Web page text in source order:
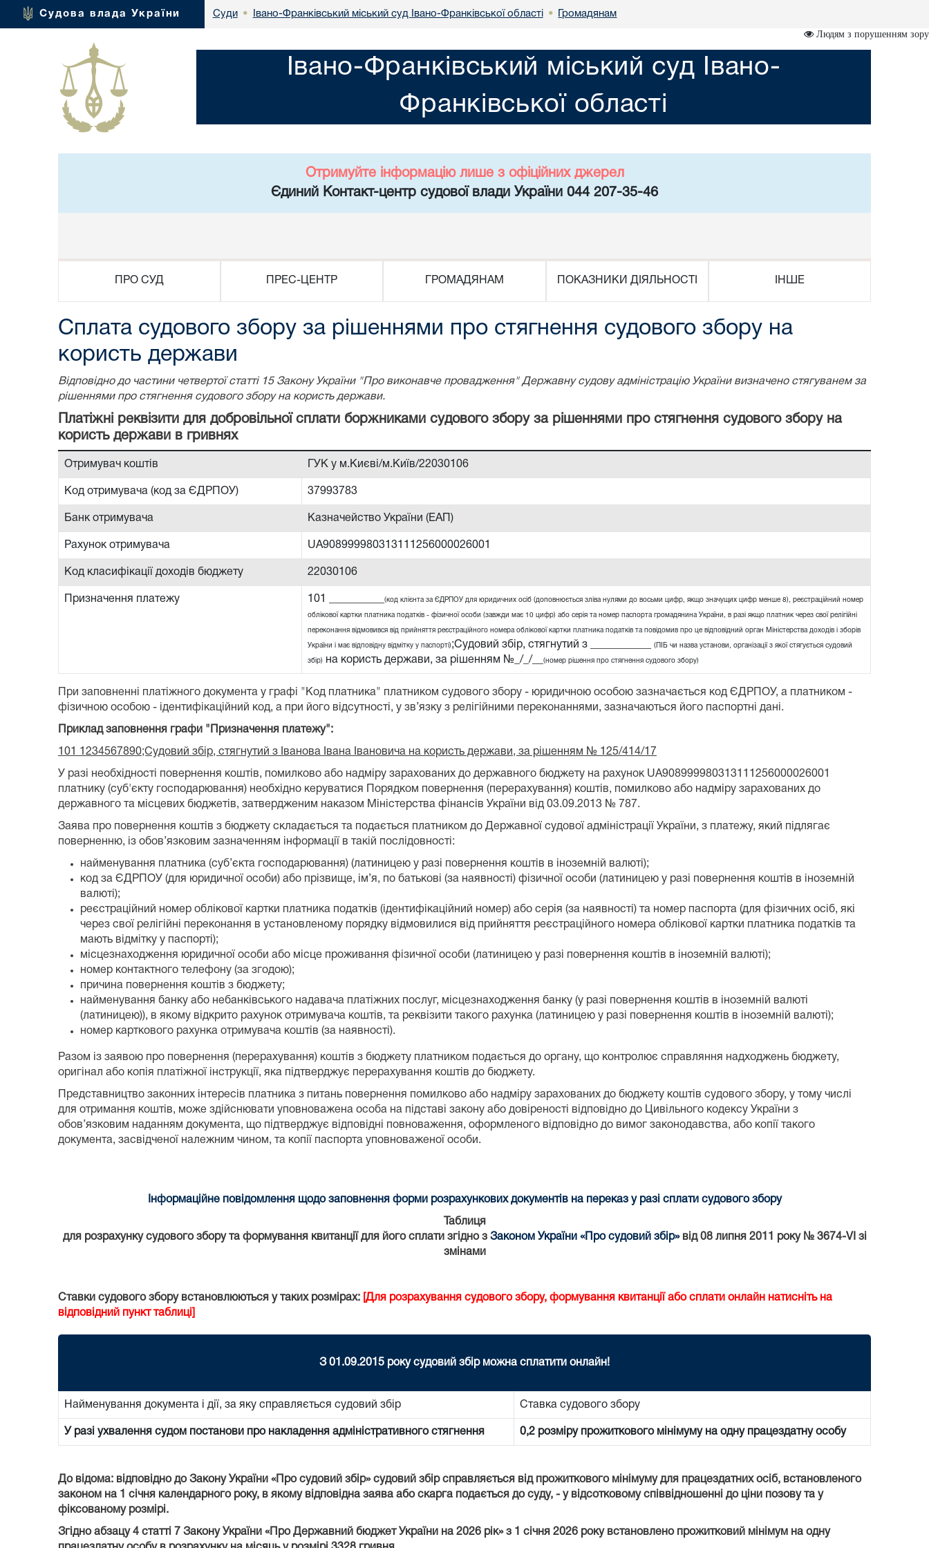
Судова влада України Суди • Івано-Франківський міський суд Івано-Франківської області • Громадянам
Людям з порушенням зору
Івано-Франківський міський суд Івано-
Франківської області
Отримуйте інформацію лише з офіційних джерел
Єдиний Контакт-центр судової влади України 044 207-35-46
ПРО СУД ПРЕС-ЦЕНТР ГРОМАДЯНАМ ПОКАЗНИКИ ДІЯЛЬНОСТІ ІНШЕ
Сплата судового збору за рішеннями про стягнення судового збору на
користь держави
Відповідно до частини четвертої статті 15 Закону України "Про виконавче провадження" Державну судову адміністрацію України визначено стягуванем за
рішеннями про стягнення судового збору на користь держави.
Платіжні реквізити для добровільної сплати боржниками судового збору за рішеннями про стягнення судового збору на
користь держави в гривнях
Отримувач коштів ГУК у м.Києві/м.Київ/22030106
Код отримувача (код за ЄДРПОУ) 37993783
Банк отримувача Казначейство України (ЕАП)
Рахунок отримувача UA908999980313111256000026001
Код класифікації доходів бюджету 22030106
Призначення платежу 101 __________ (код клієнта за ЄДРПОУ для юридичних осіб (доповнюється зліва нулями до восьми цифр, якщо значущих цифр менше 8), реєстраційний номер
облікової картки платника податків - фізичної особи (завжди має 10 цифр) або серія та номер паспорта громадянина України, в разі якщо платник через свої релігійні
переконання відмовився від прийняття реєстраційного номера облікової картки платника податків та повідомив про це відповідний орган Міністерства доходів і зборів
України і має відповідну відмітку у паспорті) ;Судовий збір, стягнутий з ___________ (ПІБ чи назва установи, організації з якої стягується судовий
збір) на користь держави, за рішенням №_/_/__ (номер рішення про стягнення судового збору)
При заповненні платіжного документа у графі "Код платника" платником судового збору - юридичною особою зазначається код ЄДРПОУ, а платником -
фізичною особою - ідентифікаційний код, а при його відсутності, у зв’язку з релігійними переконаннями, зазначаються його паспортні дані.
Приклад заповнення графи "Призначення платежу":
101 1234567890;Судовий збір, стягнутий з Іванова Івана Івановича на користь держави, за рішенням № 125/414/17
У разі необхідності повернення коштів, помилково або надміру зарахованих до державного бюджету на рахунок UA908999980313111256000026001
платнику (суб'єкту господарювання) необхідно керуватися Порядком повернення (перерахування) коштів, помилково або надміру зарахованих до
державного та місцевих бюджетів, затвердженим наказом Міністерства фінансів України від 03.09.2013 № 787.
Заява про повернення коштів з бюджету складається та подається платником до Державної судової адміністрації України, з платежу, який підлягає
поверненню, із обов’язковим зазначенням інформації в такій послідовності:
найменування платника (суб’єкта господарювання) (латиницею у разі повернення коштів в іноземній валюті);
код за ЄДРПОУ (для юридичної особи) або прізвище, ім’я, по батькові (за наявності) фізичної особи (латиницею у разі повернення коштів в іноземній
валюті);
реєстраційний номер облікової картки платника податків (ідентифікаційний номер) або серія (за наявності) та номер паспорта (для фізичних осіб, які
через свої релігійні переконання в установленому порядку відмовилися від прийняття реєстраційного номера облікової картки платника податків та
мають відмітку у паспорті);
місцезнаходження юридичної особи або місце проживання фізичної особи (латиницею у разі повернення коштів в іноземній валюті);
номер контактного телефону (за згодою);
причина повернення коштів з бюджету;
найменування банку або небанківського надавача платіжних послуг, місцезнаходження банку (у разі повернення коштів в іноземній валюті
(латиницею)), в якому відкрито рахунок отримувача коштів, та реквізити такого рахунка (латиницею у разі повернення коштів в іноземній валюті);
номер карткового рахунка отримувача коштів (за наявності).
Разом із заявою про повернення (перерахування) коштів з бюджету платником подається до органу, що контролює справляння надходжень бюджету,
оригінал або копія платіжної інструкції, яка підтверджує перерахування коштів до бюджету.
Представництво законних інтересів платника з питань повернення помилково або надміру зарахованих до бюджету коштів судового збору, у тому числі
для отримання коштів, може здійснювати уповноважена особа на підставі закону або довіреності відповідно до Цивільного кодексу України з
обов’язковим наданням документа, що підтверджує відповідні повноваження, оформленого відповідно до вимог законодавства, або копії такого
документа, засвідченої належним чином, та копії паспорта уповноваженої особи.
Інформаційне повідомлення щодо заповнення форми розрахункових документів на переказ у разі сплати судового збору
Таблиця
для розрахунку судового збору та формування квитанції для його сплати згідно з Законом України «Про судовий збір»від 08 липня 2011 року № 3674-VI зі
змінами
Ставки судового збору встановлюються у таких розмірах: [Для розрахування судового збору, формування квитанції або сплати онлайн натисніть на
відповідний пункт таблиці]
З 01.09.2015 року судовий збір можна сплатити онлайн!
Найменування документа і дії, за яку справляється судовий збір Ставка судового збору
У разі ухвалення судом постанови про накладення адміністративного стягнення 0,2 розміру прожиткового мінімуму на одну працездатну особу
До відома: відповідно до Закону України «Про судовий збір» судовий збір справляється від прожиткового мінімуму для працездатних осіб, встановленого
законом на 1 січня календарного року, в якому відповідна заява або скарга подається до суду, - у відсотковому співвідношенні до ціни позову та у
фіксованому розмірі.
Згідно абзацу 4 статті 7 Закону України «Про Державний бюджет України на 2026 рік» з 1 січня 2026 року встановлено прожитковий мінімум на одну